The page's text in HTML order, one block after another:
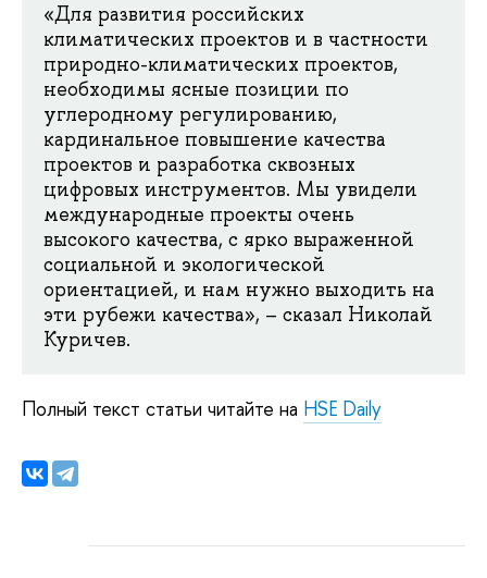
«Для развития российских
климатических проектов и в частности
природно-климатических проектов,
необходимы ясные позиции по
углеродному регулированию,
кардинальное повышение качества
проектов и разработка сквозных
цифровых инструментов. Мы увидели
международные проекты очень
высокого качества, с ярко выраженной
социальной и экологической
ориентацией, и нам нужно выходить на
эти рубежи качества», – сказал Николай
Куричев.
Полный текст статьи читайте на HSE Daily